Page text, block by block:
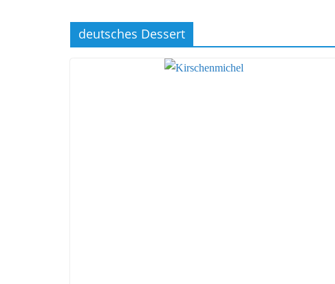
deutsches Dessert